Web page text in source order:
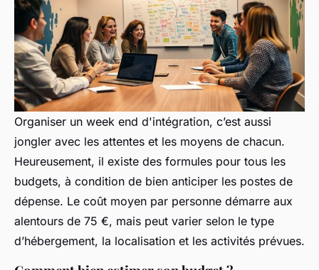
Organiser un week end d'intégration, c’est aussi
jongler avec les attentes et les moyens de chacun.
Heureusement, il existe des formules pour tous les
budgets, à condition de bien anticiper les postes de
dépense. Le coût moyen par personne démarre aux
alentours de 75 €, mais peut varier selon le type
d’hébergement, la localisation et les activités prévues.